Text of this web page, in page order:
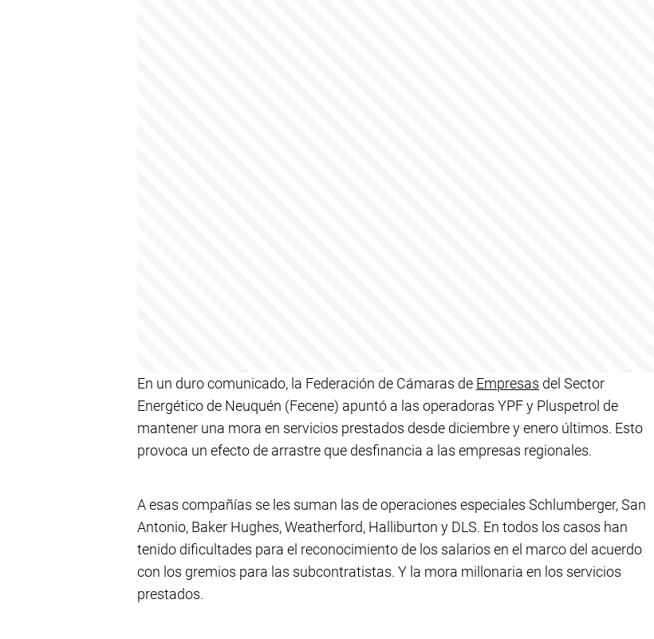
En un duro comunicado, la Federación de Cámaras de Empresas del Sector
Energético de Neuquén (Fecene) apuntó a las operadoras YPF y Pluspetrol de
mantener una mora en servicios prestados desde diciembre y enero últimos. Esto
provoca un efecto de arrastre que desfinancia a las empresas regionales.
A esas compañías se les suman las de operaciones especiales Schlumberger, San
Antonio, Baker Hughes, Weatherford, Halliburton y DLS. En todos los casos han
tenido dificultades para el reconocimiento de los salarios en el marco del acuerdo
con los gremios para las subcontratistas. Y la mora millonaria en los servicios
prestados.